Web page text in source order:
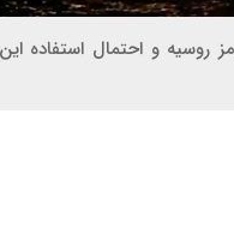
روسیه و احتمال استفاده